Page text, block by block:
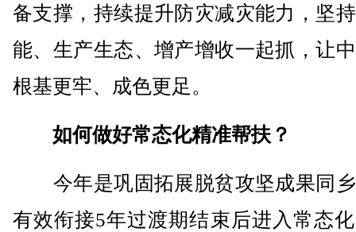
备支撑，持续提升防灾减灾能力，坚
能、生产生态、增产增收一起抓，让
根基更牢、成色更足。
如何做好常态化精准帮扶？
今年是巩固拓展脱贫攻坚成果同
有效衔接5年过渡期结束后进入常态